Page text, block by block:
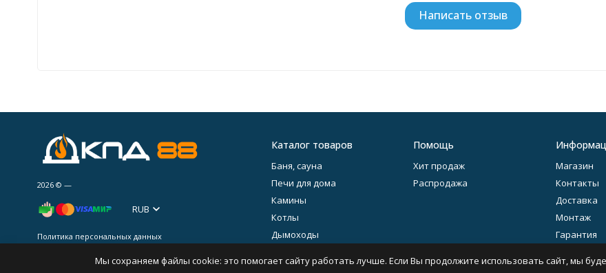
Написать отзыв
2026 © —
RUB
Политика персональных данных
Каталог товаров
Баня, сауна
Печи для дома
Камины
Котлы
Дымоходы
Помощь
Хит продаж
Распродажа
Магазин
Контакты
Доставка
Монтаж
Гарантия
Мы сохраняем файлы cookie: это помогает сайту работать лучше. Если Вы продолжите использовать сайт, мы